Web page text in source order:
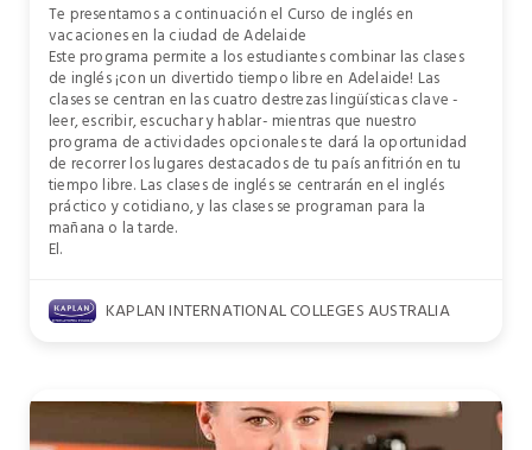
Te presentamos a continuación el Curso de inglés en
vacaciones en la ciudad de Adelaide
Este programa permite a los estudiantes combinar las clases
de inglés ¡con un divertido tiempo libre en Adelaide! Las
clases se centran en las cuatro destrezas lingüísticas clave -
leer, escribir, escuchar y hablar- mientras que nuestro
programa de actividades opcionales te dará la oportunidad
de recorrer los lugares destacados de tu país anfitrión en tu
tiempo libre. Las clases de inglés se centrarán en el inglés
práctico y cotidiano, y las clases se programan para la
mañana o la tarde.
El.
KAPLAN INTERNATIONAL COLLEGES AUSTRALIA